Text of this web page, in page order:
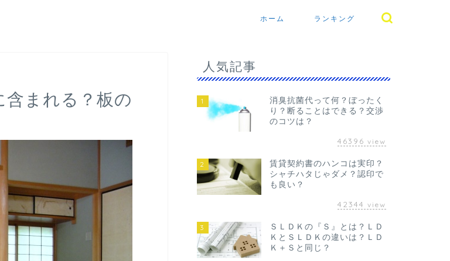
ホーム ランキング
含まれる？板の
人気記事
1
消臭抗菌代って何？ぼったく
り？断ることはできる？交渉
のコツは？
46396 view
2
賃貸契約書のハンコは実印？
シャチハタじゃダメ？認印で
も良い？
42344 view
3
ＳＬＤＫの『Ｓ』とは？ＬＤ
ＫとＳＬＤＫの違いは？ＬＤ
Ｋ＋Ｓと同じ？